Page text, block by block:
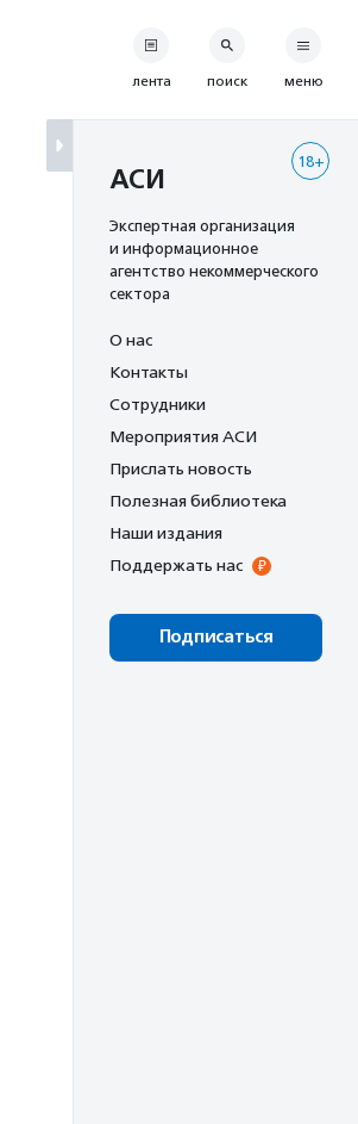
лента поиск меню
18+
АСИ
Экспертная организация
и информационное
агентство некоммерческого
сектора
О нас
Контакты
Сотрудники
Мероприятия АСИ
Прислать новость
Полезная библиотека
Наши издания
Поддержать нас
Подписаться